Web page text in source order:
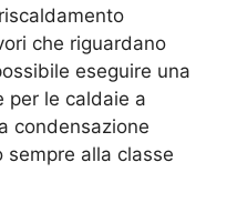
che riguardano
eseguire una
per le caldaie a
condensazione
sempre alla classe